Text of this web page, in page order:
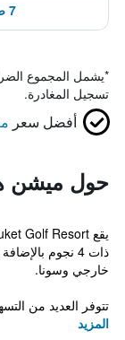
7 صفقات إضافية ابتداءً من 168 ﷼
*يشمل المجموع
تسجيل المغادرة.
أفضل سعر
حول ميشن
ذات 4 نجوم
خارجي وسونا.
تتوفر العديد من
المزيد